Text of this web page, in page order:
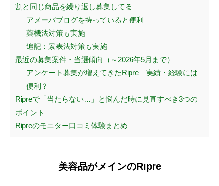
割と同じ商品を繰り返し募集してる
アメーバブログを持っていると便利
薬機法対策も実施
追記：景表法対策も実施
最近の募集案件・当選傾向（～2026年5月まで）
アンケート募集が増えてきたRipre 実績・経験には
便利？
Ripreで「当たらない…」と悩んだ時に見直すべき3つの
ポイント
Ripreのモニター口コミ体験まとめ
美容品がメインのRipre